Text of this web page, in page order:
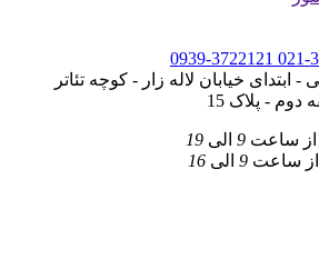
021-
0939-3722121
ابتدای خیابان لاله زار - کوچه تئاتر
از ساعت 9 الی 19
از ساعت 9 الی 16